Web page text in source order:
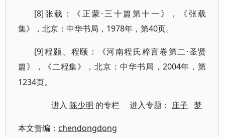
[8]张载：《正蒙·三十篇第十一》，《张载
集》，北京：中华书局，1978年，第40页。
[9]程颢、程颐：《河南程氏粹言卷第二·圣贤
篇》，
《二程集》 ，北京：中华书局， 2004年，第
1234页。
进入陈少明 的专栏 进入专题： 庄子 梦
本文责编： chendongdong